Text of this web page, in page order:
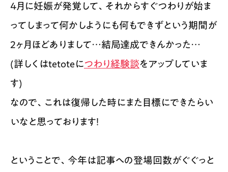
4月に妊娠が発覚して、それからすぐつわりが始ま
ってしまって何かしようにも何もできずという期間が
2ヶ月ほどありまして…結局達成できんかった…
(詳しくはtetoteにつわり経験談をアップしていま
す)
なので、これは復帰した時にまた目標にできたらい
いなと思っております！
ということで、今年は記事への登場回数がぐぐっと